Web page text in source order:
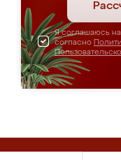
Я соглашаюсь
согласно